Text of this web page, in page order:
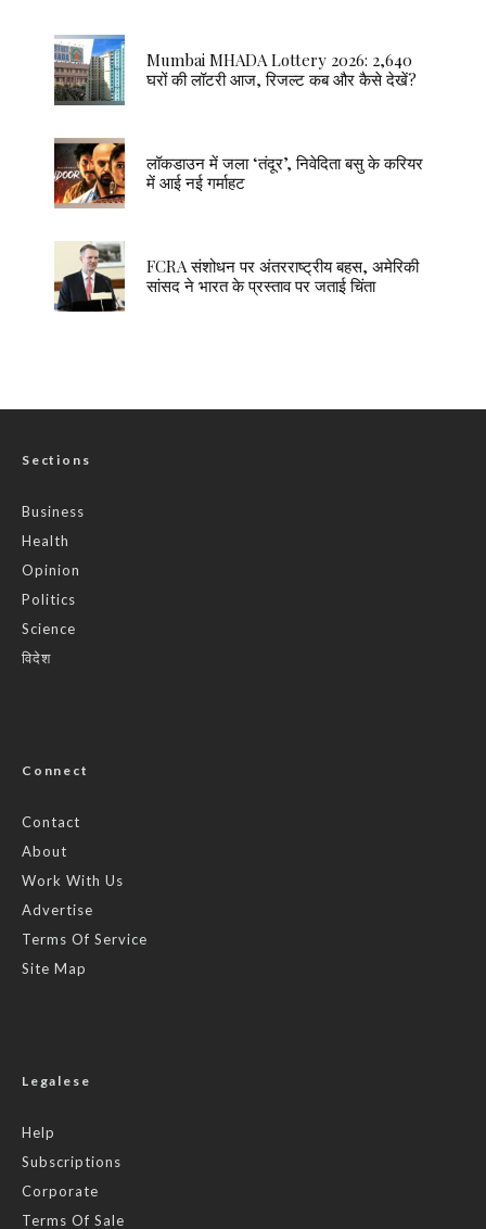
Mumbai MHADA Lottery 2026: 2,640
घरों की लॉटरी आज, रिजल्ट कब और कैसे देखें?
लॉकडाउन में जला ‘तंदूर’, निवेदिता बसु के करियर
में आई नई गर्माहट
FCRA संशोधन पर अंतरराष्ट्रीय बहस, अमेरिकी
सांसद ने भारत के प्रस्ताव पर जताई चिंता
Sections
Business
Health
Opinion
Politics
Science
विदेश
Connect
Contact
About
Work With Us
Advertise
Terms Of Service
Site Map
Legalese
Help
Subscriptions
Corporate
Terms Of Sale